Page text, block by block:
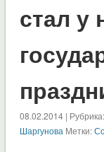
стал у
08.02.2014 | Рубрика:
Шаргунова Метки: